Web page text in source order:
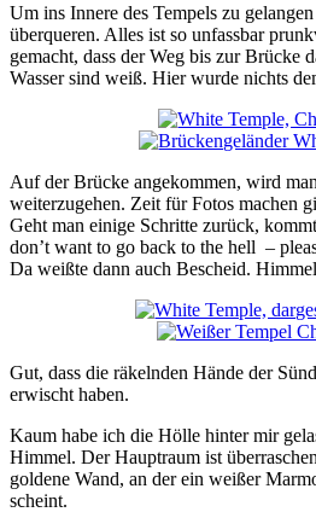
Um ins Innere des Tempels zu
überqueren. Alles ist so unfassbar
gemacht, dass der Weg bis zur Brücke
Wasser sind weiß. Hier wurde nichts
Auf der Brücke angekommen, wird
weiterzugehen. Zeit für Fotos machen
Geht man einige Schritte zurück,
don’t want to go back to the hell –
Da weißte dann auch Bescheid.
Gut, dass die räkelnden Hände der
erwischt haben.
Kaum habe ich die Hölle hinter mir
Himmel. Der Hauptraum ist
goldene Wand, an der ein weißer
scheint.